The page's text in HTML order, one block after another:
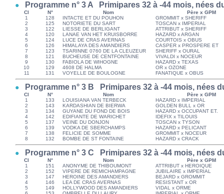
Programme n° 3 A Primipares 32 à -44 mois, nées
Cl N° Nom
Père x GPM
1
128 INTACTE ET DU POUHON
GROMMIT x SHERIFF
2
125 NOTORIETE DU SART
TOSCAN x IMPERIAL
3
122 LIESSE DE BERLIGANT
ATTRIBUT x SHERIFF
4
120 LANAE VAN HET KRUISBORRE
HAZARD x ARGAN
5
124 LUCE DE CRAS AVERNAS
COURTOIS x OBUS
6
126 HIMALAYA DES AMANDIERS
CASPER x PROSPERE ET
7
123 TSARINNE 0760 DE LA CLEUZEUR
SHERIFF x OURAL
8
121 BUCHEUSE DE CENTFONTAINE
VIVALDI x NOCEUR
9
130 FABIOLA DE WIHOGNE
HAZARD x TEXAS
10
129 4608 DE HALMA
OR x OZONE
11
131 VOYELLE DE BOULOGNE FANATIQUE x OBUS
Programme n° 3 B Primipares 32 à -44 mois, nées
Cl N° Nom
Père x GPM
1
133 LOUISIANA VAN TERBECK
HAZARD x IMPERIAL
2
143 KARDASHIAN DE BIERWA
GOLDEN BULL x OR
3
134 GUYANE DU FOND DE BOIS
HAZARD x OCCUPANT ET.
4
142 EDIFIANTE DE WARICHET
IDEFIX x TILOUIS
5
137 VEINE DU DONJON
TOSCAN x TYSON
6
139 VODKA DE SBERCHAMPS
HAZARD x PELICANT
7
138 FELICIE DE SOMME
GROMMIT x NOCEUR
8
132 BOMBE DE ST FONTAINE HAZARD x CRACK
Programme n° 3 C Primipares 32 à -44 mois, nées
Cl N° Nom
Père x GPM
1
151 ANONYME DE THIBOUMONT
ATTRIBUT x HEROIQUE
2
152 VIPERE DE REMICHAMPAGNE
JUBILAIRE x IMPERIAL
3
147 HEROINE DES AMANDIERS
BEJARD x GROMMIT
4
146 LEA DE CRAS AVERNAS
RESISTANT x OR
5
149 HOLLYWOOD DES AMANDIERS
VIDAL x ORME